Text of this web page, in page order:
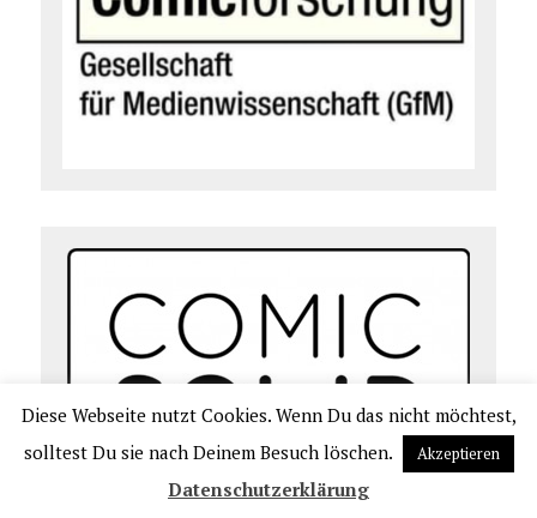
Diese Webseite nutzt Cookies. Wenn Du das nicht möchtest,
solltest Du sie nach Deinem Besuch löschen.
Akzeptieren
Datenschutzerklärung